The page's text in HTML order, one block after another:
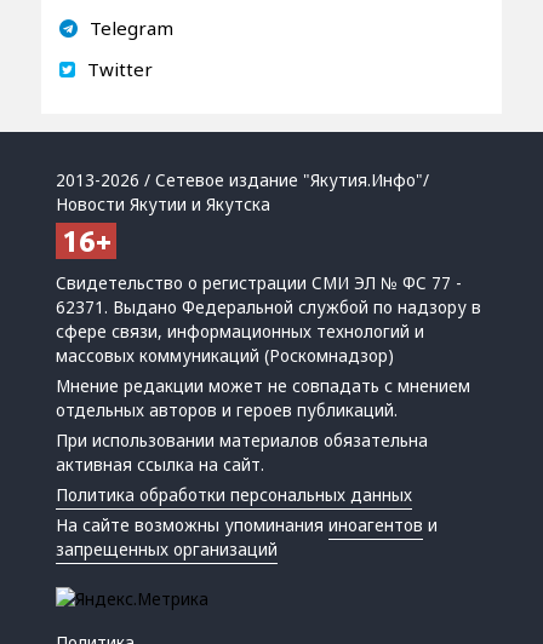
Telegram
Twitter
2013-2026 / Сетевое издание "Якутия.Инфо"/
Новости Якутии и Якутска
Свидетельство о регистрации СМИ ЭЛ № ФС 77 -
62371. Выдано Федеральной службой по надзору в
сфере связи, информационных технологий и
массовых коммуникаций (Роскомнадзор)
Мнение редакции может не совпадать с мнением
отдельных авторов и героев публикаций.
При использовании материалов обязательна
активная ссылка на сайт.
Политика обработки персональных данных
На сайте возможны упоминанияиноагентов и
запрещенных организаций